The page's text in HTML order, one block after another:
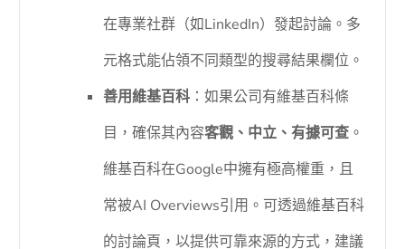
在專業社群（如LinkedIn）發起討論。多
元格式能佔領不同類型的搜尋結果欄位。
善用維基百科 ：如果公司有維基百科條
目，確保其內容客觀、中立、有據可查 。
維基百科在Google中擁有極高權重，且
常被AI Overviews引用。可透過維基百科
的討論頁，以提供可靠來源的方式，建議